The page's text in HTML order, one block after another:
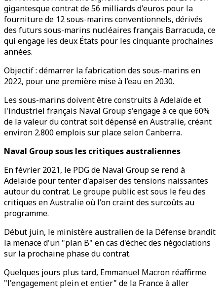
gigantesque contrat de 56 milliards d'euros pour la
fourniture de 12 sous-marins conventionnels, dérivés
des futurs sous-marins nucléaires français Barracuda, ce
qui engage les deux États pour les cinquante prochaines
années.
Objectif : démarrer la fabrication des sous-marins en
2022, pour une première mise à l’eau en 2030.
Les sous-marins doivent être construits à Adelaïde et
l'industriel français Naval Group s'engage à ce que 60%
de la valeur du contrat soit dépensé en Australie, créant
environ 2.800 emplois sur place selon Canberra.
Naval Group sous les critiques australiennes
En février 2021, le PDG de Naval Group se rend à
Adelaïde pour tenter d'apaiser des tensions naissantes
autour du contrat. Le groupe public est sous le feu des
critiques en Australie où l'on craint des surcoûts au
programme.
Début juin, le ministère australien de la Défense brandit
la menace d'un "plan B" en cas d'échec des négociations
sur la prochaine phase du contrat.
Quelques jours plus tard, Emmanuel Macron réaffirme
"l'engagement plein et entier" de la France à aller